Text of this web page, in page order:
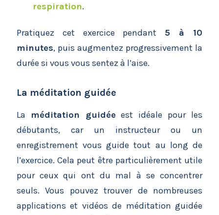
respiration.
Pratiquez cet exercice pendant 5 à 10
minutes, puis augmentez progressivement la
durée si vous vous sentez à l’aise.
La méditation guidée
La méditation guidée est idéale pour les
débutants, car un instructeur ou un
enregistrement vous guide tout au long de
l’exercice. Cela peut être particulièrement utile
pour ceux qui ont du mal à se concentrer
seuls. Vous pouvez trouver de nombreuses
applications et vidéos de méditation guidée